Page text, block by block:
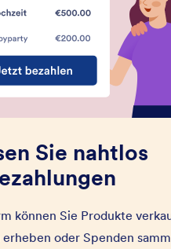
Sie nahtlos
können Sie Produkte
erheben oder Spenden